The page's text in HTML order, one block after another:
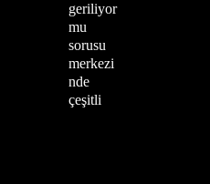
geriliyor
mu
sorusu
merkezi
nde
çeşitli